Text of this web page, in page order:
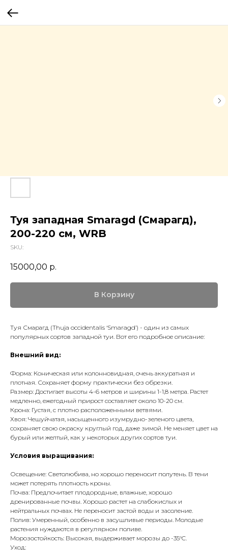
Туя западная Smaragd (Смарагд),
200-220 см, WRB
SKU:
15000,00 р.
В Корзину
Туя Смарагд (Thuja occidentalis ‘Smaragd’) - один из самых
популярных сортов западной туи. Вот его подробное описание:
Внешний вид:
Форма: Коническая или колонновидная, очень аккуратная и
плотная. Сохраняет форму практически без обрезки.
Размер: Достигает высоты 4-6 метров и ширины 1-1,8 метра. Растет
медленно, ежегодный прирост составляет около 10-20 см.
Крона: Густая, с плотно расположенными ветвями.
Хвоя: Чешуйчатая, насыщенного изумрудно-зеленого цвета,
сохраняет свою окраску круглый год, даже зимой. Не меняет цвет на
бурый или желтый, как у некоторых других сортов туи.
Условия выращивания:
Освещение: Светолюбива, но хорошо переносит полутень. В тени
может потерять плотность кроны.
Почва: Предпочитает плодородные, влажные, хорошо
дренированные почвы. Хорошо растет на слабокислых и
нейтральных почвах. Не переносит застой воды и засоление.
Полив: Умеренный, особенно в засушливые периоды. Молодые
растения нуждаются в регулярном поливе.
Морозостойкость: Высокая, выдерживает морозы до -35°C.
Уход: